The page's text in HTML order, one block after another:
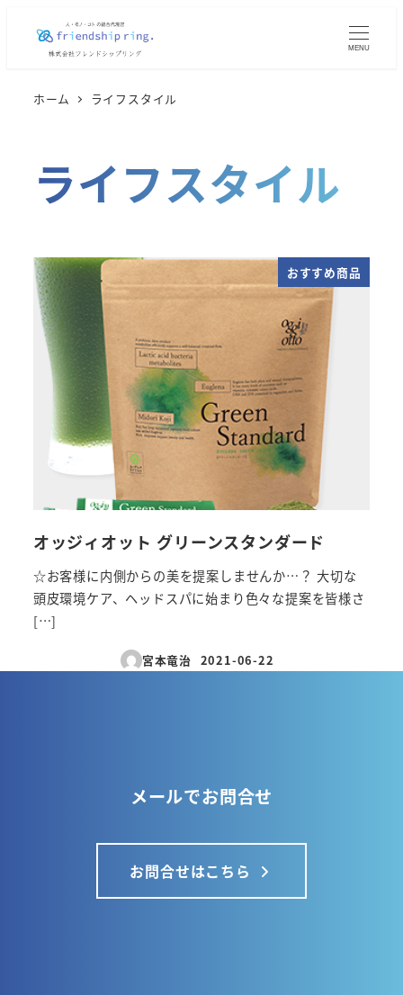
MENU
ホーム ライフスタイル
ライフスタイル
おすすめ商品
オッジィオット グリーンスタンダード
☆お客様に内側からの美を提案しませんか…？ 大切な
頭皮環境ケア、ヘッドスパに始まり色々な提案を皆様さ
[…]
宮本竜治
投稿日
2021-06-22
メールでお問合せ
お問合せはこちら